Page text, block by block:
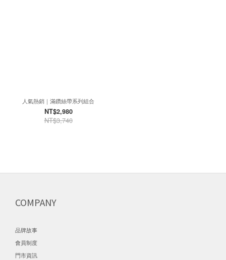
人氣熱銷｜滿鑽絲帶系列組合
NT$2,980
NT$3,740
COMPANY
品牌故事
會員制度
門市資訊